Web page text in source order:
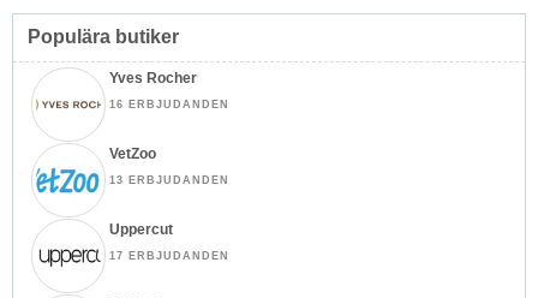
Populära butiker
Yves Rocher
16 ERBJUDANDEN
VetZoo
13 ERBJUDANDEN
Uppercut
17 ERBJUDANDEN